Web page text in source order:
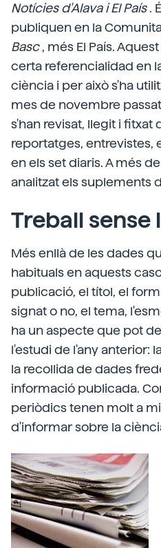
Notícies d'Alavai El País.
publiquen en la
Basc, més El País.
certa referencialidad en
ciència i per això s'ha
mes de novembre
s'han revisat, llegit i fitxat
reportatges, entrevistes,
en els set diaris. A més
analitzat els suplements
Treball sense
Més enllà de les dades
habituals en aquests
publicació, el títol, el
signat o no, el tema,
ha un aspecte que pot
l'estudi de l'any anterior:
la recollida de dades
informació publicada.
periòdics tenen molt a
d'informar sobre la